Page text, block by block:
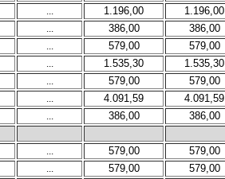
... 1.196,00 1.196,00
... 386,00 386,00
... 579,00 579,00
... 1.535,30 1.535,30
... 579,00 579,00
... 4.091,59 4.091,59
... 386,00 386,00
... 579,00 579,00
... 579,00 579,00